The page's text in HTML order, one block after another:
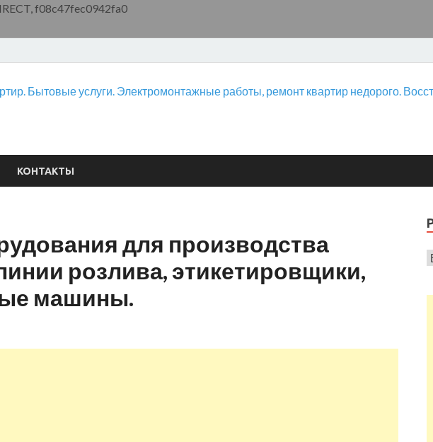
f08c47fec0942fa0
КОНТАКТЫ
для производства
розлива, этикетировщики,
машины.